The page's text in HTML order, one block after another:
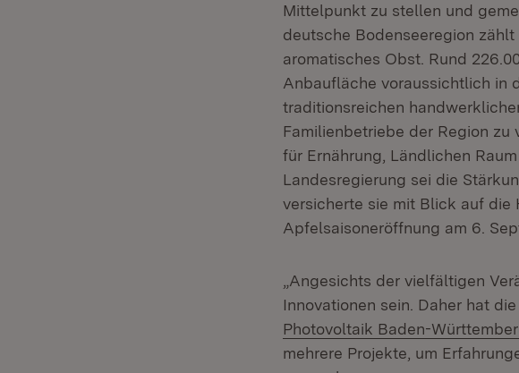
Mittelpunkt zu stellen und
deutsche Bodenseeregion
aromatisches Obst. Rund
Anbaufläche voraussichtlich in
traditionsreichen
Familienbetriebe der Region zu
für Ernährung, Ländlichen
Landesregierung sei die
versicherte sie mit Blick auf die
Apfelsaisoneröffnung am 6.
„Angesichts der vielfältigen
Innovationen sein. Daher hat
Photovoltaik Baden-
mehrere Projekte, um